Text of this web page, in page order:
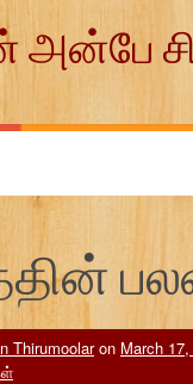
Thirumoolaron March